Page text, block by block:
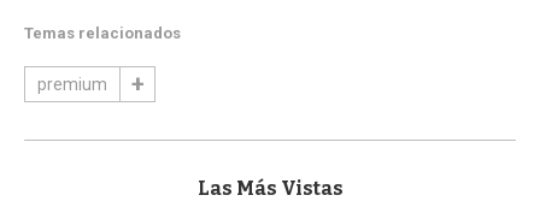
Temas relacionados
premium
Las Más Vistas